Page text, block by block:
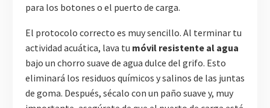
para los botones o el puerto de carga.
El protocolo correcto es muy sencillo. Al terminar tu
actividad acuática, lava tu móvil resistente al agua
bajo un chorro suave de agua dulce del grifo. Esto
eliminará los residuos químicos y salinos de las juntas
de goma. Después, sécalo con un paño suave y, muy